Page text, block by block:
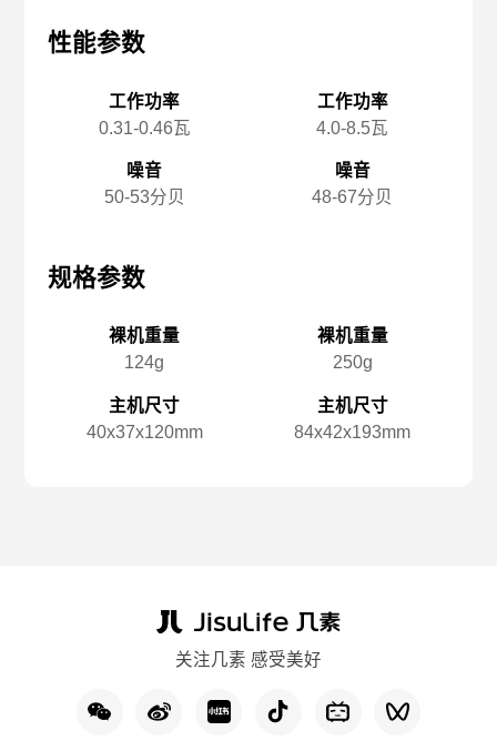
性能参数
工作功率
0.31-0.46瓦
噪音
50-53分贝
规格参数
裸机重量
124g
主机尺寸
40x️37x️120mm
工作功率
4.0-8.5瓦
噪音
48-67分贝
裸机重量
250g
主机尺寸
84x️42x️193mm
关注几素 感受美好